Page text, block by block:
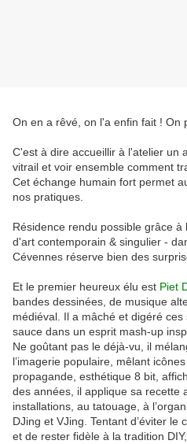
On en a rêvé, on l'a enfin fait ! On
C'est à dire accueillir à l'atelier un
vitrail et voir ensemble comment
Cet échange humain fort permet
nos pratiques.
Résidence rendu possible grâce à
d'art contemporain & singulier -
Cévennes réserve bien des
Et le premier heureux élu est Piet
bandes dessinées, de musique
médiéval. Il a mâché et digéré
sauce dans un esprit mash-up
Ne goûtant pas le déjà-vu, il
l’imagerie populaire, mêlant
propagande, esthétique 8 bit,
des années, il applique sa recette
installations, au tatouage, à
DJing et VJing. Tentant d’éviter le
et de rester fidèle à la tradition